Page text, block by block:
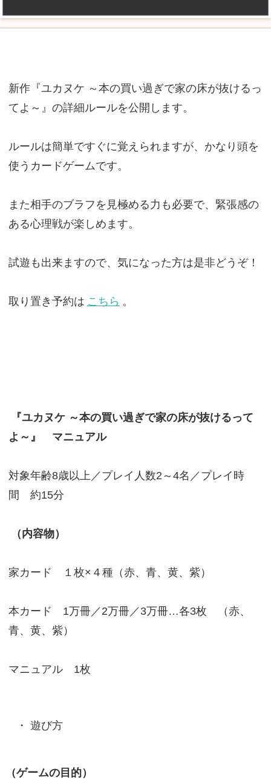
新作『ユカヌケ ～本の買い過ぎで家の床が抜けるっ
てよ～』の詳細ルールを公開します。
ルールは簡単ですぐに覚えられますが、かなり頭を
使うカードゲームです。
また相手のブラフを見極める力も必要で、緊張感の
ある心理戦が楽しめます。
試遊も出来ますので、気になった方は是非どうぞ！
取り置き予約は こちら 。
『ユカヌケ ～本の買い過ぎで家の床が抜けるって
よ～』 マニュアル
対象年齢8歳以上／プレイ人数2～4名／プレイ時
間 約15分
（内容物）
家カード １枚×４種（赤、青、黄、紫）
本カード 1万冊／2万冊／3万冊…各3枚 （赤、
青、黄、紫）
マニュアル 1枚
遊び方
（ゲームの目的）